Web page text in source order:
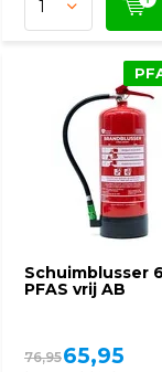
Schuimblusser
PFAS vrij AB
76,9565,95